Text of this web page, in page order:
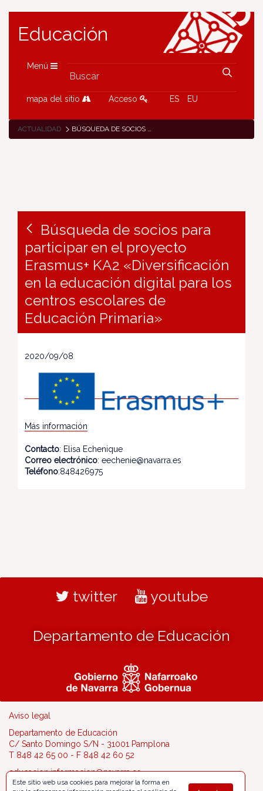
Educación
Menú
mapa del sitio Acceso ES EU
ACTUALIDAD BÚSQUEDA DE SOCIOS PARA PARTICIPAR EN EL PROYECTO ERASMUS+ KA2 «DIVERSIFICACIÓN EN LA EDUCACIÓN DIGITAL PARA LOS CENTROS ESCOLARES DE EDUCACIÓN PRIMARIA»
Búsqueda de socios para
participar en el proyecto
Erasmus+ KA2 «Diversificación
en la educación digital para los
centros escolares de
Educación Primaria»
2020/09/08
Más información
Contacto: Elisa Echenique
Correo electrónico: eechenie@navarra.es
Teléfono:848426975
twitter youtube
Departamento de Educación
Aviso legal
Departamento de Educación
C/ Santo Domingo S/N - 31001 Pamplona
T 848 42 65 00 - F 848 42 60 52
educacion.informacion@navarra.es
Este sitio web usa cookies para mejorar la forma en